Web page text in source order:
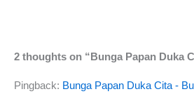
2 thoughts on “Bunga Papan Duka
Pingback: Bunga Papan Duka Cita -